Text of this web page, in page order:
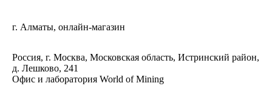
г. Алматы, онлайн-магазин
Россия, г. Москва, Московская область, Истринский район,
д. Лешково, 241
Офис и лаборатория World of Mining